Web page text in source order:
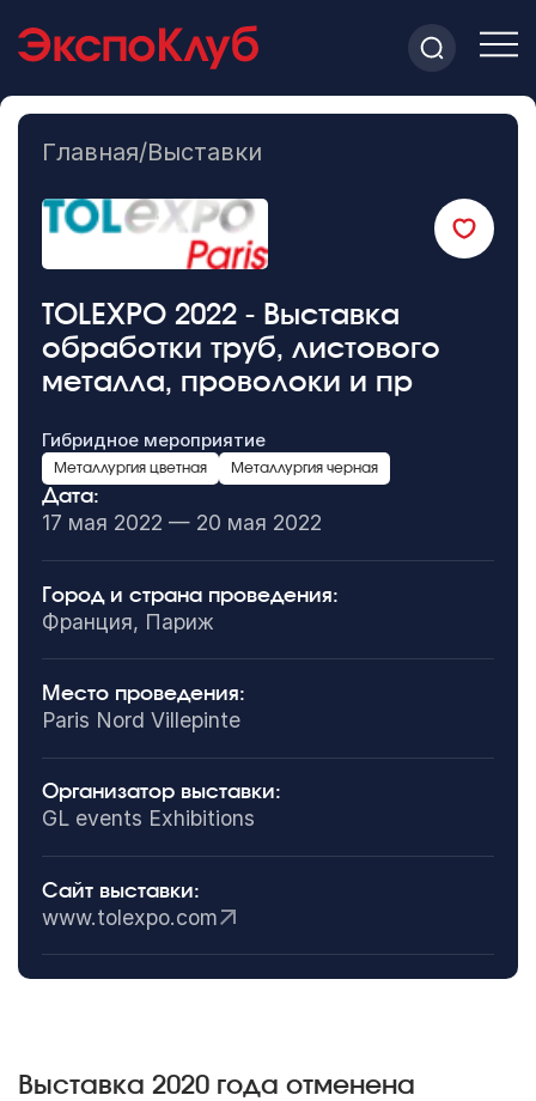
Главная/Выставки
TOLEXPO 2022 - Выставка
обработки труб, листового
металла, проволоки и пр
Гибридное мероприятие
Металлургия цветная Металлургия черная
Дата:
17 мая 2022 — 20 мая 2022
Город и страна проведения:
Франция, Париж
Место проведения:
Paris Nord Villepinte
Организатор выставки:
GL events Exhibitions
Сайт выставки:
www.tolexpo.com
Выставка 2020 года отменена